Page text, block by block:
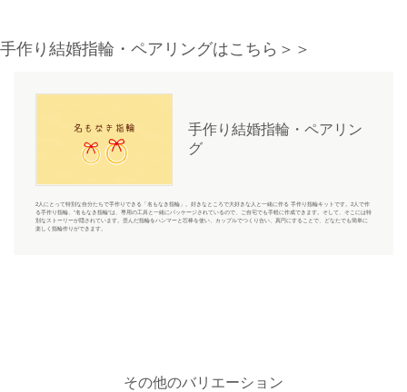
手作り結婚指輪・ペアリングはこちら＞＞
手作り結婚指輪・ペアリン
グ
2人にとって特別な自分たちで手作りできる「名もなき指輪」。好きなところで大好きな人と一緒に作る 手作り指輪キットです。2人で作
る手作り指輪、“名もなき指輪”は、専用の工具と一緒にパッケージされているので、ご自宅でも手軽に作成できます。そして、そこには特
別なストーリーが隠されています。歪んだ指輪をハンマーと芯棒を使い、カップルでつくり合い、真円にすることで、どなたでも簡単に
楽しく指輪作りができます。
その他のバリエーション